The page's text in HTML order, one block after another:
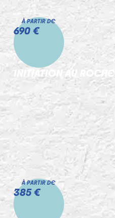
À PARTIR DE
690 €
INITIATION AU ROCHER
À PARTIR DE
385 €